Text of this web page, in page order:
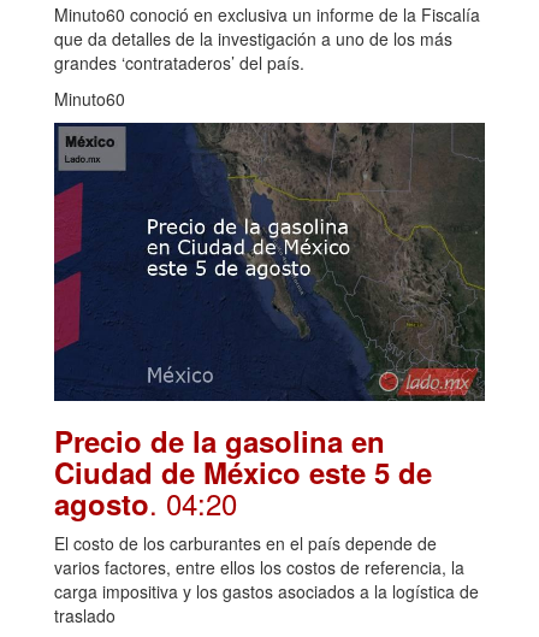
Minuto60 conoció en exclusiva un informe de la Fiscalía
que da detalles de la investigación a uno de los más
grandes ‘contrataderos’ del país.
Minuto60
Precio de la gasolina en
Ciudad de México este 5 de
agosto. 04:20
El costo de los carburantes en el país depende de
varios factores, entre ellos los costos de referencia, la
carga impositiva y los gastos asociados a la logística de
traslado